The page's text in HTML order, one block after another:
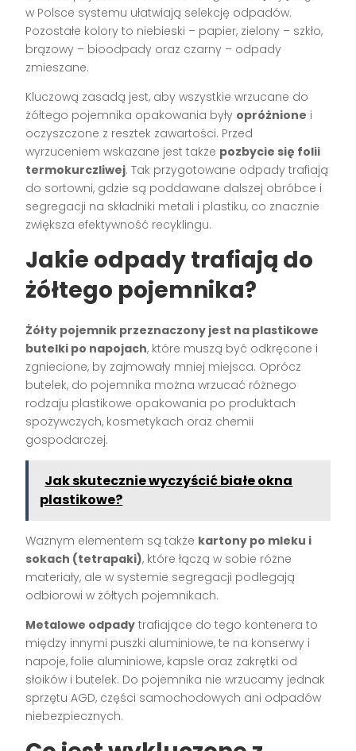
w Polsce systemu ułatwiają selekcję odpadów.
Pozostałe kolory to niebieski – papier, zielony – szkło,
brązowy – bioodpady oraz czarny – odpady
zmieszane.
Kluczową zasadą jest, aby wszystkie wrzucane do
żółtego pojemnika opakowania były opróżnione i
oczyszczone z resztek zawartości. Przed
wyrzuceniem wskazane jest także pozbycie się folii
termokurczliwej. Tak przygotowane odpady trafiają
do sortowni, gdzie są poddawane dalszej obróbce i
segregacji na składniki metali i plastiku, co znacznie
zwiększa efektywność recyklingu.
Jakie odpady trafiają do
żółtego pojemnika?
Żółty pojemnik przeznaczony jest na plastikowe
butelki po napojach, które muszą być odkręcone i
zgniecione, by zajmowały mniej miejsca. Oprócz
butelek, do pojemnika można wrzucać różnego
rodzaju plastikowe opakowania po produktach
spożywczych, kosmetykach oraz chemii
gospodarczej.
Jak skutecznie wyczyścić białe okna
plastikowe?
Ważnym elementem są także kartony po mleku i
sokach (tetrapaki), które łączą w sobie różne
materiały, ale w systemie segregacji podlegają
odbiorowi w żółtych pojemnikach.
Metalowe odpady trafiające do tego kontenera to
między innymi puszki aluminiowe, te na konserwy i
napoje, folie aluminiowe, kapsle oraz zakrętki od
słoików i butelek. Do pojemnika nie wrzucamy jednak
sprzętu AGD, części samochodowych ani odpadów
niebezpiecznych.